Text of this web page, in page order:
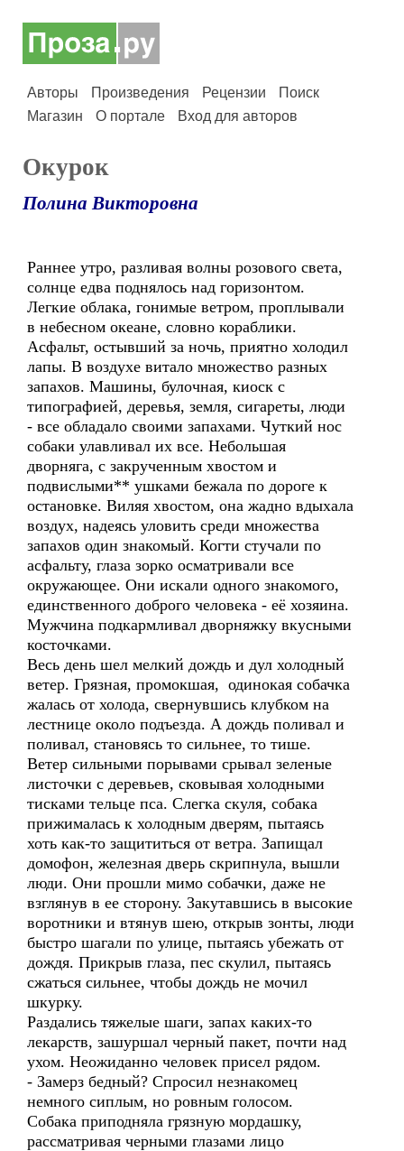
Авторы Произведения Рецензии
Поиск
Магазин
О портале Вход для авторов
Окурок
Полина Викторовна
Раннее утро, разливая волны розового света,
солнце едва поднялось над горизонтом.
Легкие облака, гонимые ветром, проплывали
в небесном океане, словно кораблики.
Асфальт, остывший за ночь, приятно холодил
лапы. В воздухе витало множество разных
запахов. Машины, булочная, киоск с
типографией, деревья, земля, сигареты, люди
- все обладало своими запахами. Чуткий нос
собаки улавливал их все. Небольшая
дворняга, с закрученным хвостом и
подвислыми** ушками бежала по дороге к
остановке. Виляя хвостом, она жадно вдыхала
воздух, надеясь уловить среди множества
запахов один знакомый. Когти стучали по
асфальту, глаза зорко осматривали все
окружающее. Они искали одного знакомого,
единственного доброго человека - её хозяина.
Мужчина подкармливал дворняжку вкусными
косточками.
Весь день шел мелкий дождь и дул холодный
ветер. Грязная, промокшая, одинокая собачка
жалась от холода, свернувшись клубком на
лестнице около подъезда. А дождь поливал и
поливал, становясь то сильнее, то тише.
Ветер сильными порывами срывал зеленые
листочки с деревьев, сковывая холодными
тисками тельце пса. Слегка скуля, собака
прижималась к холодным дверям, пытаясь
хоть как-то защититься от ветра. Запищал
домофон, железная дверь скрипнула, вышли
люди. Они прошли мимо собачки, даже не
взглянув в ее сторону. Закутавшись в высокие
воротники и втянув шею, открыв зонты, люди
быстро шагали по улице, пытаясь убежать от
дождя. Прикрыв глаза, пес скулил, пытаясь
сжаться сильнее, чтобы дождь не мочил
шкурку.
Раздались тяжелые шаги, запах каких-то
лекарств, зашуршал черный пакет, почти над
ухом. Неожиданно человек присел рядом.
- Замерз бедный? Спросил незнакомец
немного сиплым, но ровным голосом.
Собака приподняла грязную мордашку,
рассматривая черными глазами лицо